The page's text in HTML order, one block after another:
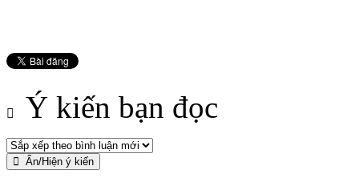
Ý kiến bạn đọc
Ẩn/Hiện ý kiến